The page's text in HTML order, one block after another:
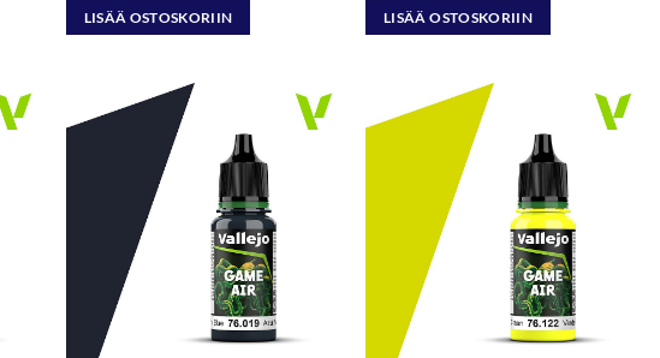
LISÄÄ OSTOSKORIIN LISÄÄ OSTOSKORIIN